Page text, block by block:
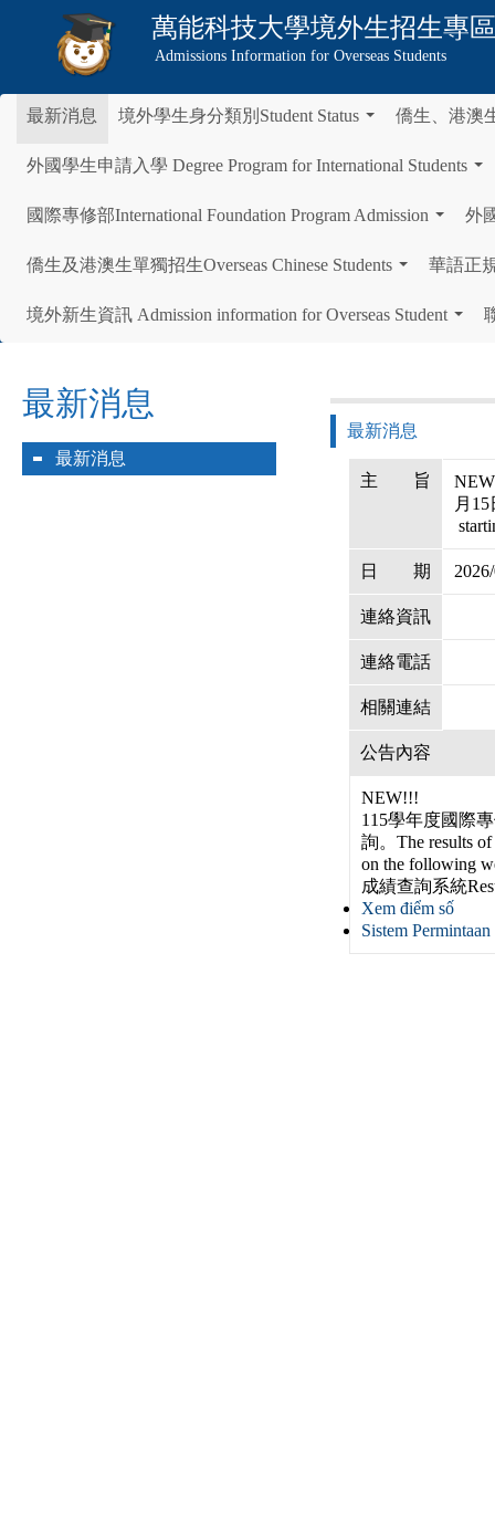
萬能科技大學境外生招生專
Admissions Information for Overseas Students
最新消息 境外學生身分類別Student Status 僑生、港澳
外國學生申請入學 Degree Program for International Students
國際專修部International Foundation Program Admission
外
僑生及港澳生單獨招生Overseas Chinese Students 華語正
境外新生資訊 Admission information for Overseas Student
最新消息
最新消息
最新消息
主 旨
月15
日 期
連絡資訊
連絡電話
相關連結
公告內容
NEW!!!
115學年度國際
詢。The results
on the following
成績查詢系統
Xem điểm số
Sistem